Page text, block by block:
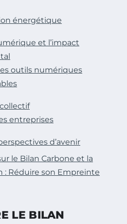
énergétique
et l’impact
outils numériques
entreprises
d’avenir
le Bilan Carbone et la
: Réduire son Empreinte
LE BILAN